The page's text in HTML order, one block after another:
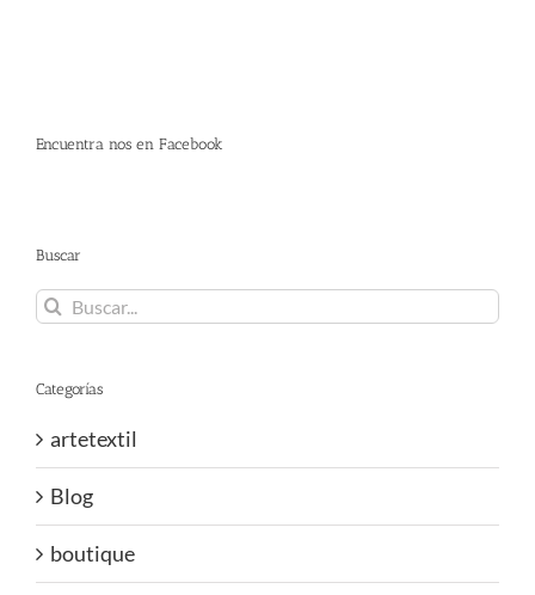
Encuentra nos en Facebook
Buscar
Buscar:
Categorías
artetextil
Blog
boutique